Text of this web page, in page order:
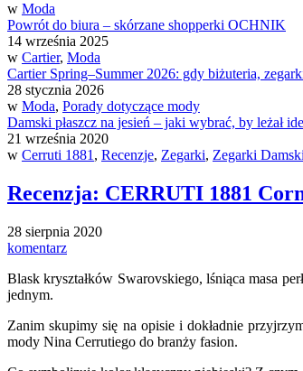
w Moda
Powrót do biura – skórzane shopperki OCHNIK
14 września 2025
w Cartier, Moda
Cartier Spring–Summer 2026: gdy biżuteria,
28 stycznia 2026
w Moda, Porady dotyczące mody
Damski płaszcz na jesień – jaki wybrać, by leżał
21 września 2020
w Cerruti 1881 , Recenzje, Zegarki, Zegarki
Recenzja: CERRUTI 1881
28 sierpnia 2020
komentarz
Blask kryształków Swarovskiego, lśniąca masa
jednym.
Zanim skupimy się na opisie i dokładnie
mody Nina Cerrutiego do branży fasion.